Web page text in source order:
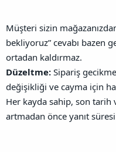
Müşteri sizin
bekliyoruz” cevabı bazen
ortadan kaldırmaz.
Düzeltme: Sipariş
değişikliği ve cayma için
Her kayda sahip, son tarih
artmadan önce yanıt